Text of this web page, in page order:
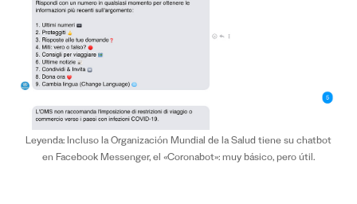
Leyenda: Incluso la Organización Mundial de la Salud tiene su chatbot
en Facebook Messenger, el «Coronabot»: muy básico, pero útil.